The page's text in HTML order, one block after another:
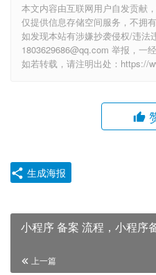
本文内容由互联网用户自发贡献
仅提供信息存储空间服务，不拥
如发现本站有涉嫌抄袭侵权/违法
1803629686@qq.com 举报，一
如若转载，请注明出处：https://
生成海报
小程序 备案 流程，小程序
上一篇